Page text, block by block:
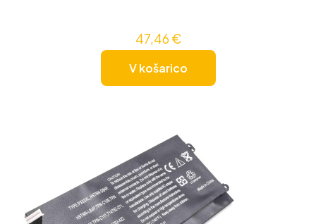
47,46€
V košarico